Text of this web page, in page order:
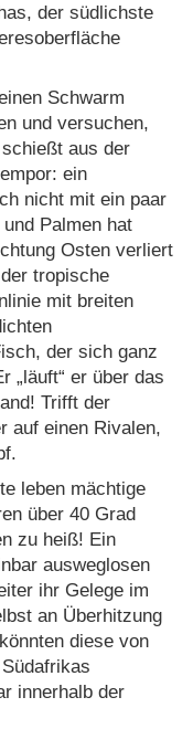
der südlichste
Schwarm
und versuchen,
aus der
ein
nicht mit ein paar
Palmen hat
Osten verliert
tropische
mit breiten
der sich ganz
„läuft“ er über das
Trifft der
auf einen Rivalen,
leben mächtige
über 40 Grad
zu heiß! Ein
ausweglosen
ihr Gelege im
an Überhitzung
diese von
innerhalb der